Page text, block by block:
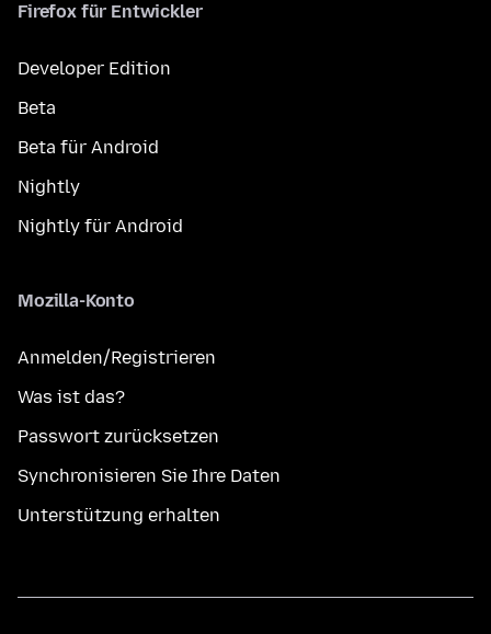
Firefox für Entwickler
Developer Edition
Beta
Beta für Android
Nightly
Nightly für Android
Mozilla-Konto
Anmelden/Registrieren
Was ist das?
Passwort zurücksetzen
Synchronisieren Sie Ihre Daten
Unterstützung erhalten